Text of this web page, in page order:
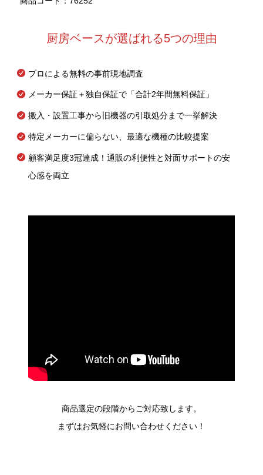
厨房ベースが選ばれる5つの理由
プロによる無料の事前現地調査
メーカー保証＋独自保証で「合計2年間無料保証」
搬入・設置工事から旧機器の引取処分まで一挙解決
特定メーカーに偏らない、最適な機種の比較提案
顧客満足度3冠達成！通販の利便性と対面サポートの安
心感を両立
商品選定の段階からご対応致します。
まずはお気軽にお問い合わせください！